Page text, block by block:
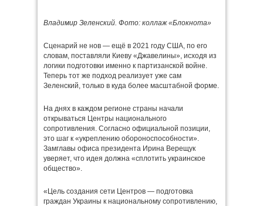
Владимир Зеленский. Фото: коллаж «Блокнота»
Сценарий не нов — ещё в 2021 году США, по его
словам, поставляли Киеву «Джавелины», исходя из
логики подготовки именно к партизанской войне.
Теперь тот же подход реализует уже сам
Зеленский, только в куда более масштабной форме.
На днях в каждом регионе страны начали
открываться Центры национального
сопротивления. Согласно официальной позиции,
это шаг к «укреплению обороноспособности».
Замглавы офиса президента Ирина Верещук
уверяет, что идея должна «сплотить украинское
общество».
«Цель создания сети Центров — подготовка
граждан Украины к национальному сопротивлению,